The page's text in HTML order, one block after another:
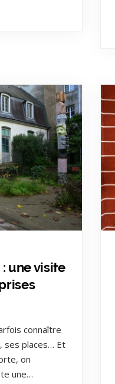
une visite
connaître
ses places… Et
on
une…